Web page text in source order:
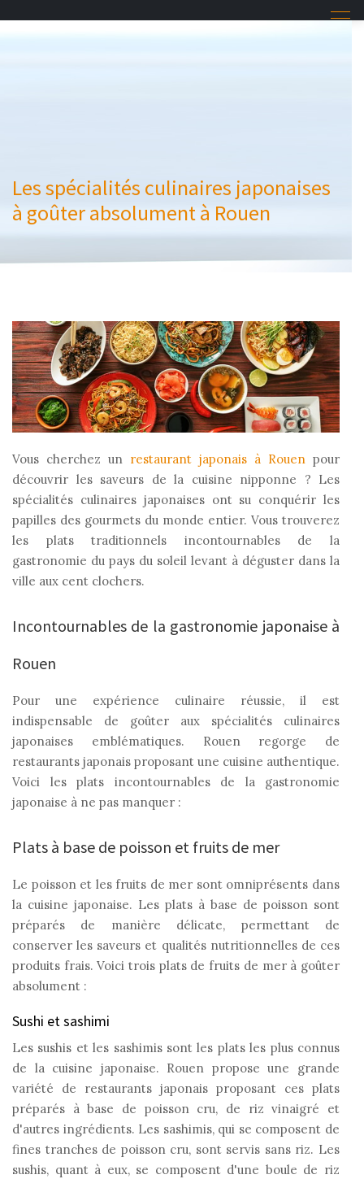
Les spécialités culinaires japonaises
à goûter absolument à Rouen
Vous cherchez un restaurant japonais à Rouen pour
découvrir les saveurs de la cuisine nipponne ? Les
spécialités culinaires japonaises ont su conquérir les
papilles des gourmets du monde entier. Vous trouverez
les plats traditionnels incontournables de la
gastronomie du pays du soleil levant à déguster dans la
ville aux cent clochers.
Incontournables de la gastronomie japonaise à
Rouen
Pour une expérience culinaire réussie, il est
indispensable de goûter aux spécialités culinaires
japonaises emblématiques. Rouen regorge de
restaurants japonais proposant une cuisine authentique.
Voici les plats incontournables de la gastronomie
japonaise à ne pas manquer :
Plats à base de poisson et fruits de mer
Le poisson et les fruits de mer sont omniprésents dans
la cuisine japonaise. Les plats à base de poisson sont
préparés de manière délicate, permettant de
conserver les saveurs et qualités nutritionnelles de ces
produits frais. Voici trois plats de fruits de mer à goûter
absolument :
Sushi et sashimi
Les sushis et les sashimis sont les plats les plus connus
de la cuisine japonaise. Rouen propose une grande
variété de restaurants japonais proposant ces plats
préparés à base de poisson cru, de riz vinaigré et
d'autres ingrédients. Les sashimis, qui se composent de
fines tranches de poisson cru, sont servis sans riz. Les
sushis, quant à eux, se composent d'une boule de riz